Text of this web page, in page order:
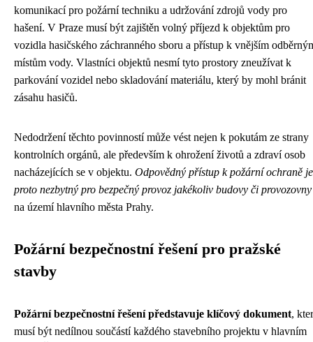
komunikací pro požární techniku a udržování zdrojů vody pro
hašení. V Praze musí být zajištěn volný příjezd k objektům pro
vozidla hasičského záchranného sboru a přístup k vnějším
místům vody. Vlastníci objektů nesmí tyto prostory zneužívat k
parkování vozidel nebo skladování materiálu, který by mohl bránit
zásahu hasičů.
Nedodržení těchto povinností může vést nejen k pokutám ze strany
kontrolních orgánů, ale především k ohrožení životů a zdraví osob
nacházejících se v objektu. Odpovědný přístup k požární ochraně je
proto nezbytný pro bezpečný provoz jakékoliv budovy či provozovny
na území hlavního města Prahy.
Požární bezpečnostní řešení pro pražské
stavby
Požární bezpečnostní řešení představuje klíčový dokument,
musí být nedílnou součástí každého stavebního projektu v hlavním